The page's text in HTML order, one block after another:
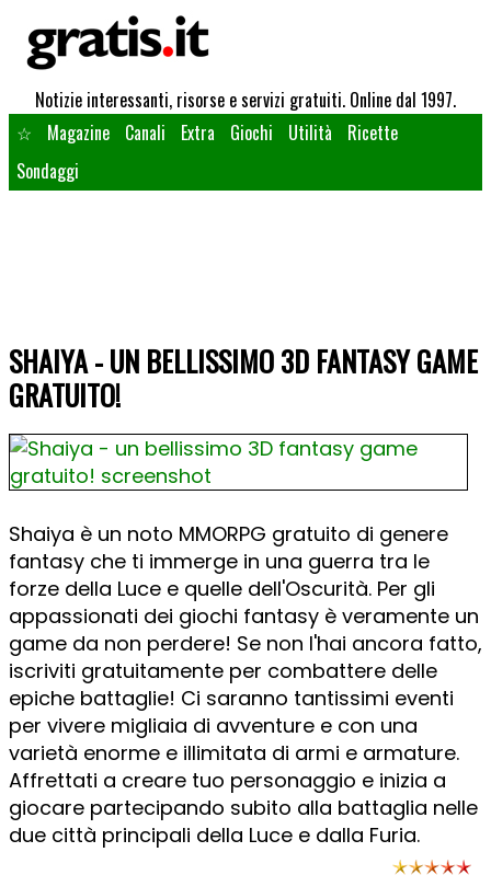
Notizie interessanti, risorse e servizi gratuiti. Online dal 1997.
☆
Magazine Canali Extra Giochi Utilità
Ricette
Sondaggi
SHAIYA - UN BELLISSIMO 3D FANTASY GAME
GRATUITO!
Shaiya è un noto MMORPG gratuito di genere
fantasy che ti immerge in una guerra tra le
forze della Luce e quelle dell'Oscurità. Per gli
appassionati dei giochi fantasy è veramente un
game da non perdere! Se non l'hai ancora fatto,
iscriviti gratuitamente per combattere delle
epiche battaglie! Ci saranno tantissimi eventi
per vivere migliaia di avventure e con una
varietà enorme e illimitata di armi e armature.
Affrettati a creare tuo personaggio e inizia a
giocare partecipando subito alla battaglia nelle
due città principali della Luce e dalla Furia.